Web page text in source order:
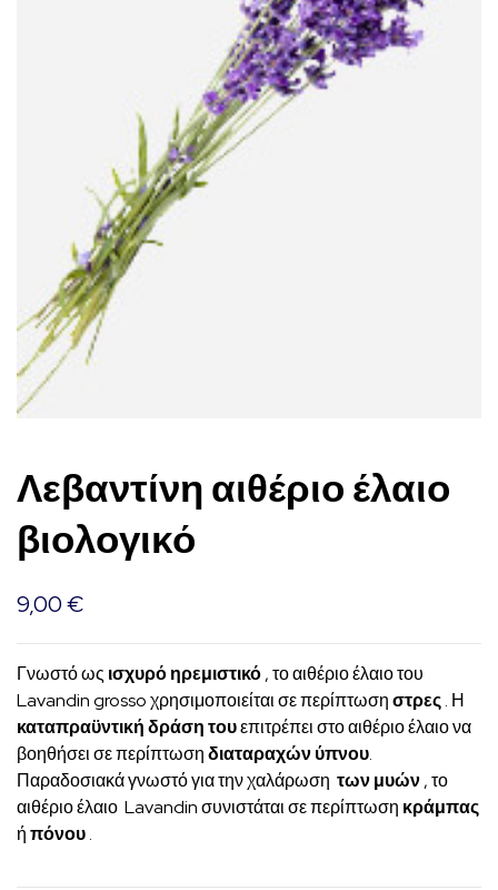
Λεβαντίνη αιθέριο έλαιο
βιολογικό
9,00€
Γνωστό ως ισχυρό ηρεμιστικό, το αιθέριο έλαιο του
Lavandin grosso χρησιμοποιείται σε περίπτωσηστρες. Η
καταπραϋντική δράση τουεπιτρέπει στο αιθέριο έλαιο να
βοηθήσει σε περίπτωσηδιαταραχών ύπνου.
Παραδοσιακά γνωστό για την χαλάρωση των μυών, το
αιθέριο έλαιο Lavandin συνιστάται σε περίπτωση κράμπας
ήπόνου.